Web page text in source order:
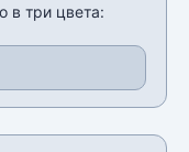
в три цвета: